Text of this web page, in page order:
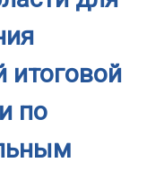
итоговой
по